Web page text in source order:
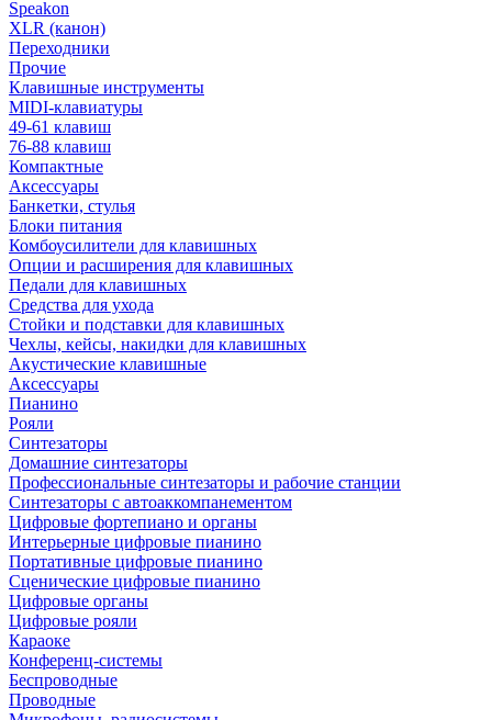
Speakon
XLR (канон)
Переходники
Прочие
Клавишные инструменты
MIDI-клавиатуры
49-61 клавиш
76-88 клавиш
Компактные
Аксессуары
Банкетки, стулья
Блоки питания
Комбоусилители для клавишных
Опции и расширения для клавишных
Педали для клавишных
Средства для ухода
Стойки и подставки для клавишных
Чехлы, кейсы, накидки для клавишных
Акустические клавишные
Аксессуары
Пианино
Рояли
Синтезаторы
Домашние синтезаторы
Профессиональные синтезаторы и рабочие станции
Синтезаторы с автоаккомпанементом
Цифровые фортепиано и органы
Интерьерные цифровые пианино
Портативные цифровые пианино
Сценические цифровые пианино
Цифровые органы
Цифровые рояли
Караоке
Конференц-системы
Беспроводные
Проводные